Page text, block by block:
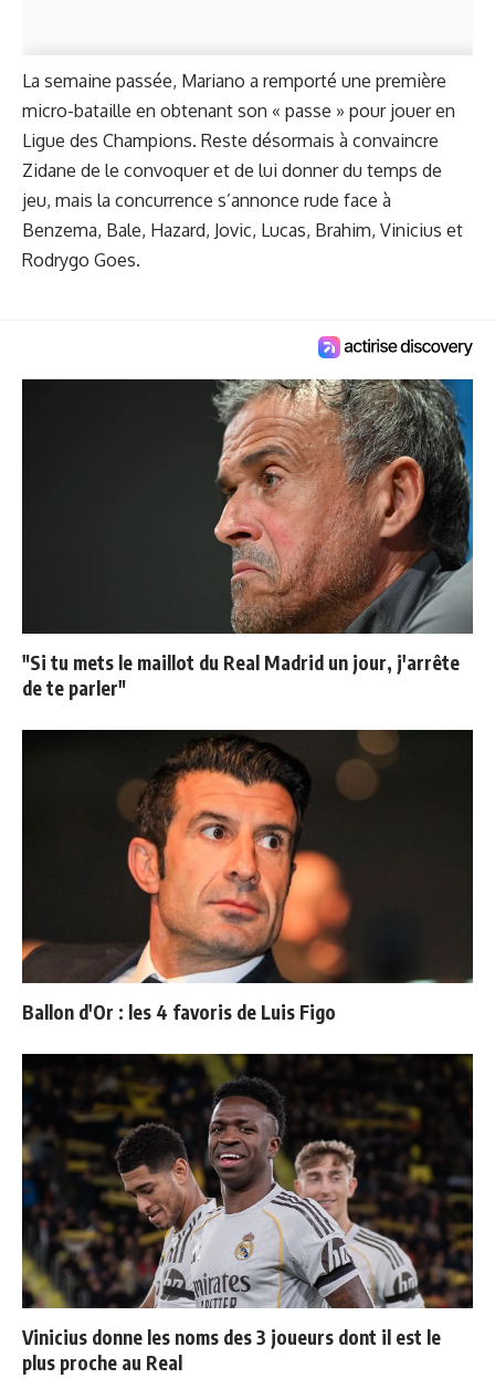
La semaine passée, Mariano a remporté une première
micro-bataille en obtenant son « passe » pour jouer en
Ligue des Champions. Reste désormais à convaincre
Zidane de le convoquer et de lui donner du temps de
jeu, mais la concurrence s’annonce rude face à
Benzema, Bale, Hazard, Jovic, Lucas, Brahim, Vinicius et
Rodrygo Goes.
"Si tu mets le maillot du Real Madrid un jour, j'arrête
de te parler"
Ballon d'Or : les 4 favoris de Luis Figo
Vinicius donne les noms des 3 joueurs dont il est le
plus proche au Real